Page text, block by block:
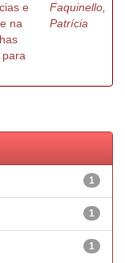
e
na
Faquinello,
Patrícia
1
1
1